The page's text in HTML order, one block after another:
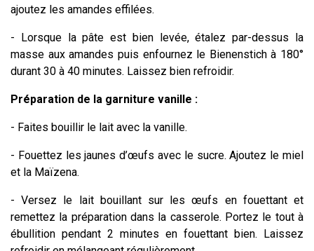
ajoutez les amandes effilées.
- Lorsque la pâte est bien levée, étalez par-dessus la
masse aux amandes puis enfournez le Bienenstich à 180°
durant 30 à 40 minutes. Laissez bien refroidir.
Préparation de la garniture vanille :
- Faites bouillir le lait avec la vanille.
- Fouettez les jaunes d’œufs avec le sucre. Ajoutez le miel
et la Maïzena.
- Versez le lait bouillant sur les œufs en fouettant et
remettez la préparation dans la casserole. Portez le tout à
ébullition pendant 2 minutes en fouettant bien. Laissez